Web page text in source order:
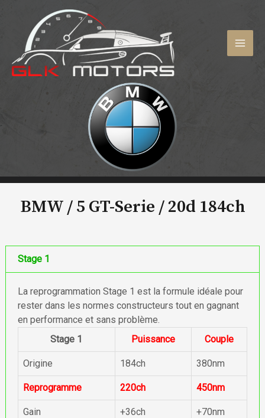
contenu
BMW / 5 GT-Serie /20d 184ch
Stage 1
La reprogrammation Stage 1 est la formule idéale pour
rester dans les normes constructeurs tout en gagnant
en performance et sans problème.
Stage 1
Puissance Couple
Origine 184ch 380nm
Reprogramme 220ch 450nm
Gain +36ch +70nm